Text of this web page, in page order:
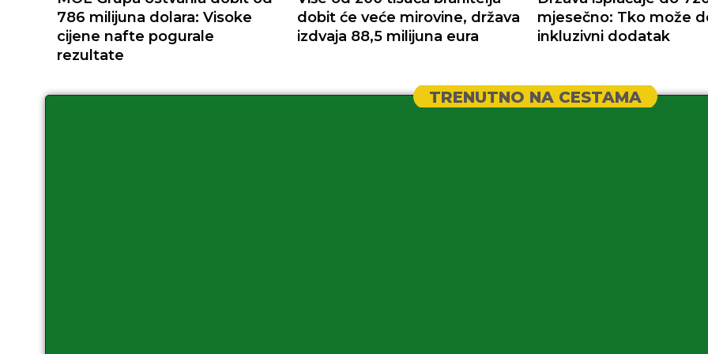
786 milijuna dolara: Visoke
cijene nafte pogurale
rezultate
dobit će veće mirovine, država
izdvaja 88,5 milijuna eura
mjesečno: Tko može
inkluzivni dodatak
TRENUTNO NA CESTAMA